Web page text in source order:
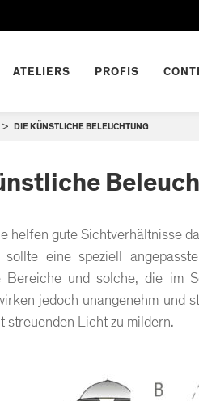
ATELIERS PROFIS
> DIE KÜNSTLICHE BELEUCHTUNG
helfen gute Sichtverhältnisse
eine speziell
Bereiche und solche, die im
jedoch unangenehm und
streuenden Licht zu mildern.​